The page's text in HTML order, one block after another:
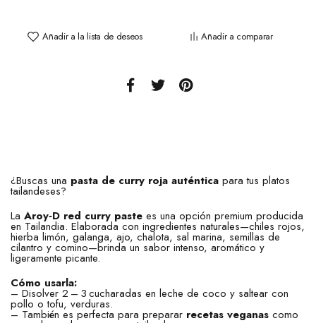
Añadir a la lista de deseos Añadir a comparar
¿Buscas una pasta de curry roja auténtica para tus platos
tailandeses?
La Aroy‑D red curry paste es una opción premium producida
en Tailandia. Elaborada con ingredientes naturales—chiles rojos,
hierba limón, galanga, ajo, chalota, sal marina, semillas de
cilantro y comino—brinda un sabor intenso, aromático y
ligeramente picante.
Cómo usarla:
– Disolver 2 – 3 cucharadas en leche de coco y saltear con
pollo o tofu, verduras.
– También es perfecta para preparar recetas veganas como